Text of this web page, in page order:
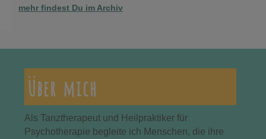
mehr findest Du im Archiv
Über mich
Als Tanztherapeut und Heilpraktiker für
Psychotherapie begleite ich Menschen, die ihre